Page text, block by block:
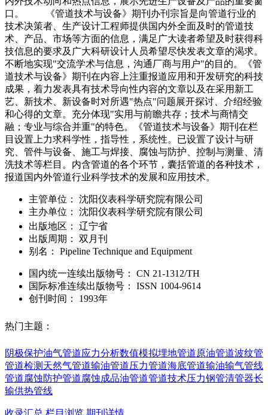
口。 《管道技术与设备》期刊办刊宗旨是向管道行业的
技术决策者、生产设计工程师提供国内外全面及时的管道技
术、产品、市场等方面的信息，满足广大读者希望及时获得科
技信息的要求及广大科研设计人员希望尽快发表文章的渴求。
不断地实现"交流学术与信息，沟通厂商与用户"的目的。《管
道技术与设备》期刊在内容上注重报道应用和开发研究的科技
成果，着力发表具有技术导向性内容的文章以及在采用新工
艺、新技术、新设备时对所遇"热点"问题展开探讨、介绍经验
和心得的文章。充分体现"实用与前瞻共存；技术与商情交
融；专业与综合并重"的特色。《管道技术与设备》期刊在栏
目设置上力求科学性，指导性，系统性。已设置了设计与研
究、管件与设备、施工与焊接、腐蚀与防护、控制与测量、清
洗技术等栏目。内含管道的各个环节，囊括管道的各种技术，
报道国内外管道行业科学技术的发展和应用技术。
主管单位：
沈阳仪表科学研究院有限公司
主办单位：
沈阳仪表科学研究院有限公司
出版地区：
辽宁省
出版周期：
双月刊
别名：
Pipeline Technique and Equipment
国内统一连续出版物号： CN 21-1312/TH
国际标准连续出版物号 ： ISSN 1004-9614
创刊时间：
1993年
热门主题：
阴极保护油气管道应力分析数值模拟埋地管道原油管道波纹管
管道检测 天然气管道输油管道压力管道海底管道输油输气管线
管道腐蚀防护管道腐蚀成品油管道管道技术压力钢管清管器长
输供热管线